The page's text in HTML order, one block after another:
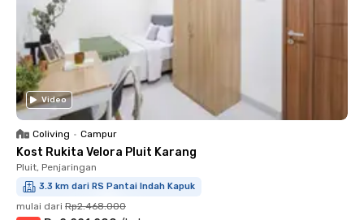
Video
Coliving • Campur
Kost Rukita Velora Pluit Karang
Pluit, Penjaringan
3.3 km dari RS Pantai Indah Kapuk
mulai dari Rp2.468.000